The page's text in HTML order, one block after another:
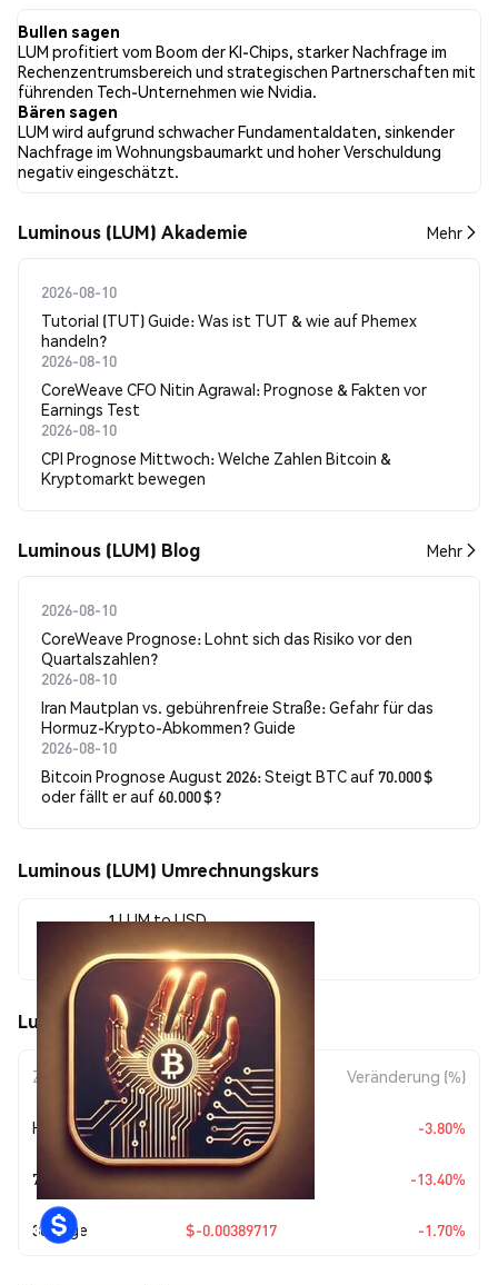
Stimmung gegenüber LUM in allen sozialen Medien Bullish.
Schließlich wurden 0 Nachrichtenartikel über LUM veröffentlicht.
Auf Twitter hatten 30.00% der Tweets eine bullishe Stimmung
im Vergleich zu 20.00% der Tweets mit einer bärischen Stimmung
über LUM. 50.00% der Tweets waren neutral gegenüber LUM.
Diese Stimmungen basieren auf 10 Tweets.
Bullen sagen
LUM profitiert vom Boom der KI-Chips, starker Nachfrage im
Rechenzentrumsbereich und strategischen Partnerschaften mit
führenden Tech-Unternehmen wie Nvidia.
Bären sagen
LUM wird aufgrund schwacher Fundamentaldaten, sinkender
Nachfrage im Wohnungsbaumarkt und hoher Verschuldung
negativ eingeschätzt.
Luminous (LUM) Akademie Mehr
2026-08-10
Tutorial (TUT) Guide: Was ist TUT & wie auf Phemex
handeln?
2026-08-10
CoreWeave CFO Nitin Agrawal: Prognose & Fakten vor
Earnings Test
2026-08-10
CPI Prognose Mittwoch: Welche Zahlen Bitcoin &
Kryptomarkt bewegen
Luminous (LUM) Blog Mehr
2026-08-10
CoreWeave Prognose: Lohnt sich das Risiko vor den
Quartalszahlen?
2026-08-10
Iran Mautplan vs. gebührenfreie Straße: Gefahr für das
Hormuz-Krypto-Abkommen? Guide
2026-08-10
Bitcoin Prognose August 2026: Steigt BTC auf 70.000 $
oder fällt er auf 60.000 $?
Luminous (LUM) Umrechnungskurs
1 LUM to USD
$0.225348
Luminous (LUM) Kursbewegungen
Zeitraum Betragsänderung Veränderung (%)
Heute $-0.00890148 -3.80%
7 Tage -$0.034869 -13.40%
30 Tage $-0.00389717 -1.70%